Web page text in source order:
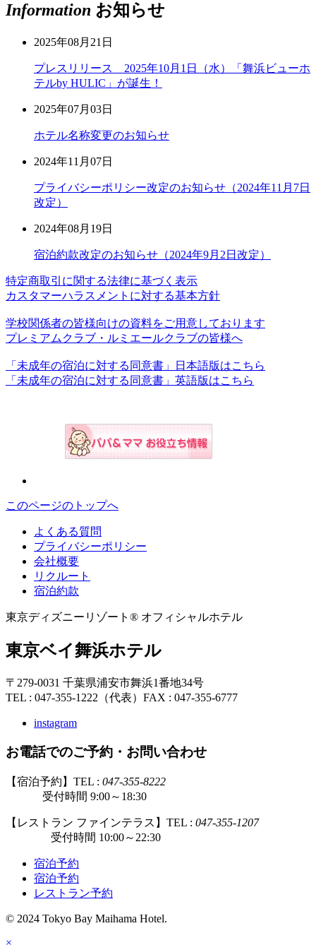
Information お知らせ
2025年08月21日
プレスリリース 2025年10月1日（水）「舞浜ビューホ
テルby HULIC」が誕生！
2025年07月03日
ホテル名称変更のお知らせ
2024年11月07日
プライバシーポリシー改定のお知らせ（2024年11月7日
改定）
2024年08月19日
宿泊約款改定のお知らせ（2024年9月2日改定）
特定商取引に関する法律に基づく表示
カスタマーハラスメントに対する基本方針
学校関係者の皆様向けの資料をご用意しております
プレミアムクラブ・ルミエールクラブの皆様へ
「未成年の宿泊に対する同意書」日本語版はこちら
「未成年の宿泊に対する同意書」英語版はこちら
このページのトップへ
よくある質問
プライバシーポリシー
会社概要
リクルート
宿泊約款
東京ディズニーリゾート® オフィシャルホテル
東京ベイ舞浜ホテル
〒279-0031 千葉県浦安市舞浜1番地34号
TEL : 047-355-1222（代表） FAX : 047-355-6777
instagram
お電話でのご予約・お問い合わせ
【宿泊予約】TEL : 047-355-8222
受付時間 9:00～18:30
【レストラン ファインテラス】TEL : 047-355-1207
受付時間 10:00～22:30
宿泊予約
宿泊予約
レストラン予約
© 2024 Tokyo Bay Maihama Hotel.
×